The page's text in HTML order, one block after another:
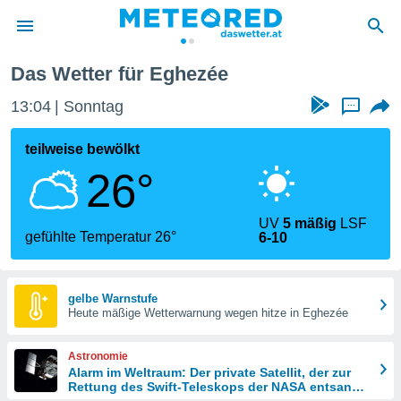
wurde
dass
sind.
diese
Das Wetter für Eghezée
13:04 Sonntag ...
teilweise bewölkt
26°
gefühlte Temperatur 26°
UV5 mäßig LSF
6-10
gelbe Warnstufe
Heute mäßige Wetterwarnung wegen hitze in Eghezée
Astronomie
Alarm im Weltraum: Der private Satellit, der zur
Rettung des Swift-Teleskops der NASA entsandt